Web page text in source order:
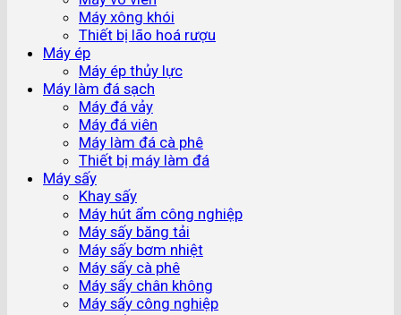
Máy xông khói
Thiết bị lão hoá rượu
Máy ép
Máy ép thủy lực
Máy làm đá sạch
Máy đá vảy
Máy đá viên
Máy làm đá cà phê
Thiết bị máy làm đá
Máy sấy
Khay sấy
Máy hút ẩm công nghiệp
Máy sấy băng tải
Máy sấy bơm nhiệt
Máy sấy cà phê
Máy sấy chân không
Máy sấy công nghiệp